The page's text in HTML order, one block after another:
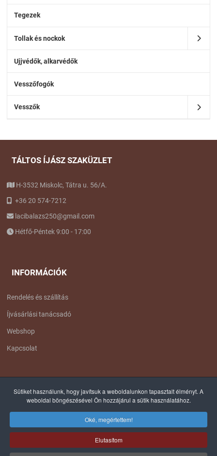
Sütiket használunk, hogy javítsuk a weboldalunkon tapasztalt élményt. A
weboldal böngészésével Ön hozzájárul a sütik használatához.
Oké, megértettem!
Elutasítom
Tegezek
Tollak és nockok
Ujjvédők, alkarvédők
Vesszőfogók
Vesszők
TÁLTOS ÍJÁSZ SZAKÜZLET
H-3532 Miskolc, Tátra u. 56/A.
+36 20 574-7212
lacibalazs250@gmail.com
Hétfő-Péntek 9:00 - 17:00
INFORMÁCIÓK
Rendelés és szállítás
Íjvásárlási tanácsadó
Webshop
Kapcsolat
© 2012-2025 COPYRIGHT, TÁLTOS ÍJÁSZ - MINDEN JOG FENNTARTVA! |